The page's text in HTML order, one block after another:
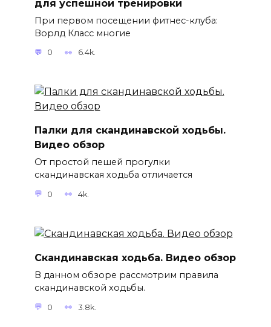
для успешной тренировки
При первом посещении фитнес-клуба:
Ворлд Класс многие
0 6.4k.
Палки для скандинавской ходьбы.
Видео обзор
От простой пешей прогулки
скандинавская ходьба отличается
0 4k.
Скандинавская ходьба. Видео обзор
В данном обзоре рассмотрим правила
скандинавской ходьбы.
0 3.8k.